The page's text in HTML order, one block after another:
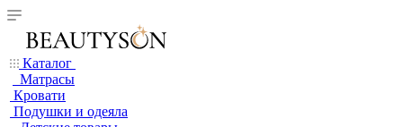
Каталог
Матрасы
Кровати
Подушки и одеяла